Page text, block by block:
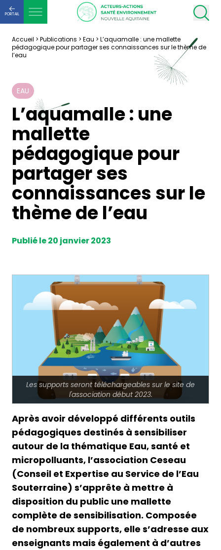
PORTAIL
Accueil > Publications > Eau > L’aquamalle : une mallette
pédagogique pour partager ses connaissances sur le thème de
l’eau
EAU
L’aquamalle : une
mallette
pédagogique pour
partager ses
connaissances sur le
thème de l’eau
Publié le 20 janvier 2023
Les supports seront téléchargeables sur le site de
l'association début 2023.
Après avoir développé différents outils
pédagogiques destinés à sensibiliser
autour de la thématique Eau, santé et
micropolluants, l’association Ceseau
(Conseil et Expertise au Service de l’Eau
Souterraine) s’apprête à mettre à
disposition du public une mallette
complète de sensibilisation. Composée
de nombreux supports, elle s’adresse aux
enseignants mais également à d’autres